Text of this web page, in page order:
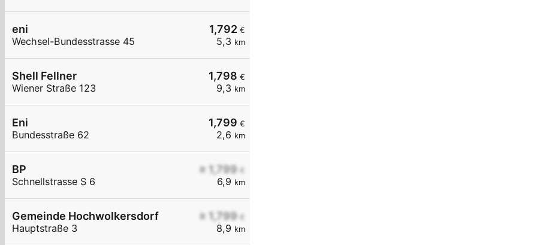
1,792 €
5,3 km
eni
Wechsel-Bundesstrasse 45
1,798 €
9,3 km
Shell Fellner
Wiener Straße 123
1,799 €
2,6 km
Eni
Bundesstraße 62
≥ 1,799 €
6,9 km
BP
Schnellstrasse S 6
≥ 1,799 €
8,9 km
Gemeinde Hochwolkersdorf
Hauptstraße 3